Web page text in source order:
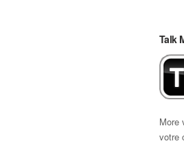
Talk
More
votre